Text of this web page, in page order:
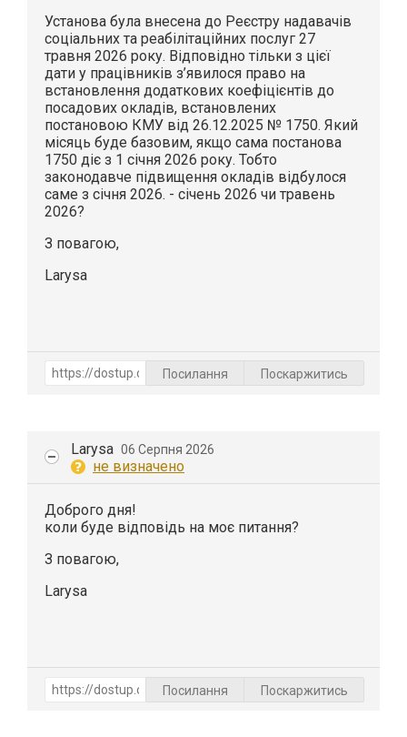
Установа була внесена до Реєстру надавачів
соціальних та реабілітаційних послуг 27
травня 2026 року. Відповідно тільки з цієї
дати у працівників з’явилося право на
встановлення додаткових коефіцієнтів до
посадових окладів, встановлених
постановою КМУ від 26.12.2025 № 1750. Який
місяць буде базовим, якщо сама постанова
1750 діє з 1 січня 2026 року. Тобто
законодавче підвищення окладів відбулося
саме з січня 2026. - січень 2026 чи травень
2026?
З повагою,
Larysa
Посилання Поскаржитись
Larysa 06 Серпня 2026
не визначено
Доброго дня!
коли буде відповідь на моє питання?
З повагою,
Larysa
Посилання Поскаржитись